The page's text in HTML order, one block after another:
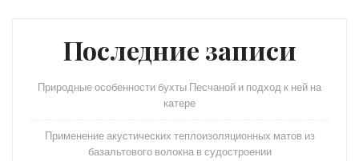
Последние записи
Природные особенности бухты Песчаной и подход к ней на
катере
Применение акустических теплоизоляционных матов из
базальтового волокна в судостроении